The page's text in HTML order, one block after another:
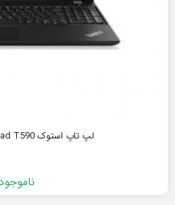
لپ تاپ استوک Lenovo ThinkPad T590